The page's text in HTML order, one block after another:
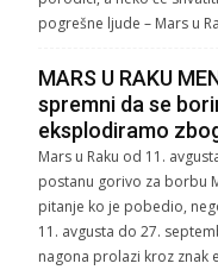
pogrešne ljude – Mars u
MARS U RAKU
spremni da se
eksplodiramo
Mars u Raku od 11.
postanu gorivo za borbu
pitanje ko je pobedio,
11. avgusta do 27.
nagona prolazi kroz znak